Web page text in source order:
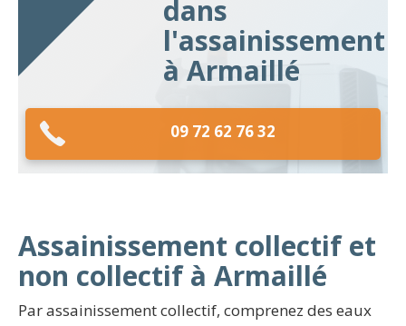
dans
l'assainissement
à Armaillé
09 72 62 76 32
Assainissement collectif et
non collectif à Armaillé
Par assainissement collectif, comprenez des eaux